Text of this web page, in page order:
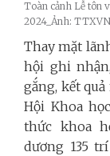
Toàn cảnh Lễ tôn
2024_Ảnh: TTXVN
Thay mặt
hội ghi
gắng, kết
Hội Khoa
thức khoa
dương 135